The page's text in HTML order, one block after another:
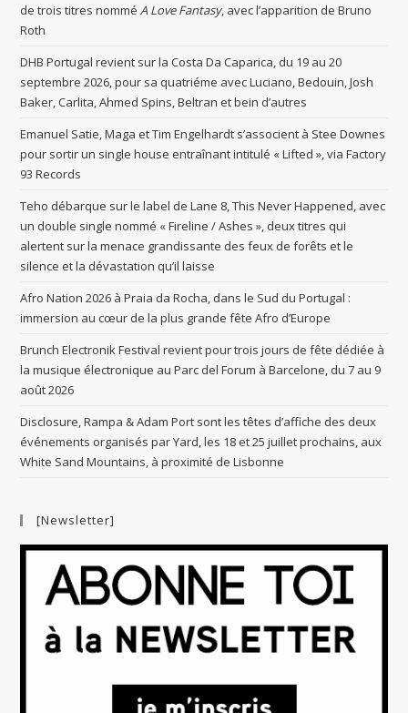
de trois titres nomméA Love Fantasy, avec l’apparition de Bruno
Roth
DHB Portugal revient sur la Costa Da Caparica, du 19 au 20
septembre 2026, pour sa quatriéme avec Luciano, Bedouin, Josh
Baker, Carlita, Ahmed Spins, Beltran et bein d’autres
Emanuel Satie, Maga et Tim Engelhardt s’associent à Stee Downes
pour sortir un single house entraînant intitulé « Lifted », via Factory
93 Records
Teho débarque sur le label de Lane 8, This Never Happened, avec
un double single nommé « Fireline / Ashes », deux titres qui
alertent sur la menace grandissante des feux de forêts et le
silence et la dévastation qu’il laisse
Afro Nation 2026 à Praia da Rocha, dans le Sud du Portugal :
immersion au cœur de la plus grande fête Afro d’Europe
Brunch Electronik Festival revient pour trois jours de fête dédiée à
la musique électronique au Parc del Forum à Barcelone, du 7 au 9
août 2026
Disclosure, Rampa & Adam Port sont les têtes d’affiche des deux
événements organisés par Yard, les 18 et 25 juillet prochains, aux
White Sand Mountains, à proximité de Lisbonne
[Newsletter]